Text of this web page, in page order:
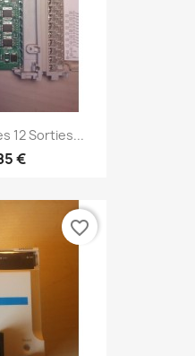
12 Sorties...
€
favorite_border